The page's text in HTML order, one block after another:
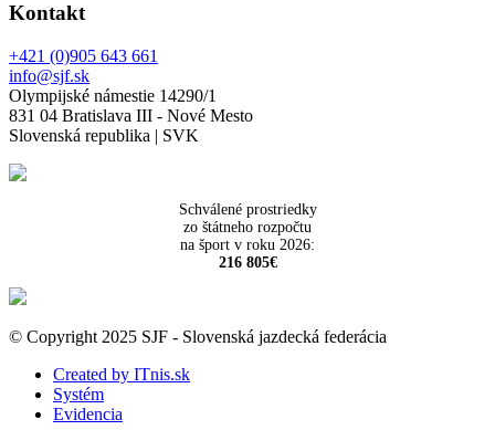
Kontakt
+421 (0)905 643 661
info@sjf.sk
Olympijské námestie 14290/1
831 04 Bratislava III - Nové Mesto
Slovenská republika | SVK
Schválené prostriedky
zo štátneho rozpočtu
na šport v roku 2026:
216 805€
© Copyright 2025 SJF - Slovenská jazdecká federácia
Created by ITnis.sk
Systém
Evidencia